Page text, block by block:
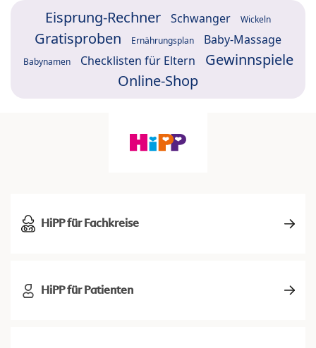
Eisprung-Rechner Schwanger Wickeln
Gratisproben Ernährungsplan Baby-Massage
Babynamen Checklisten für Eltern
Gewinnspiele
Online-Shop
HiPP für Fachkreise
HiPP für Patienten